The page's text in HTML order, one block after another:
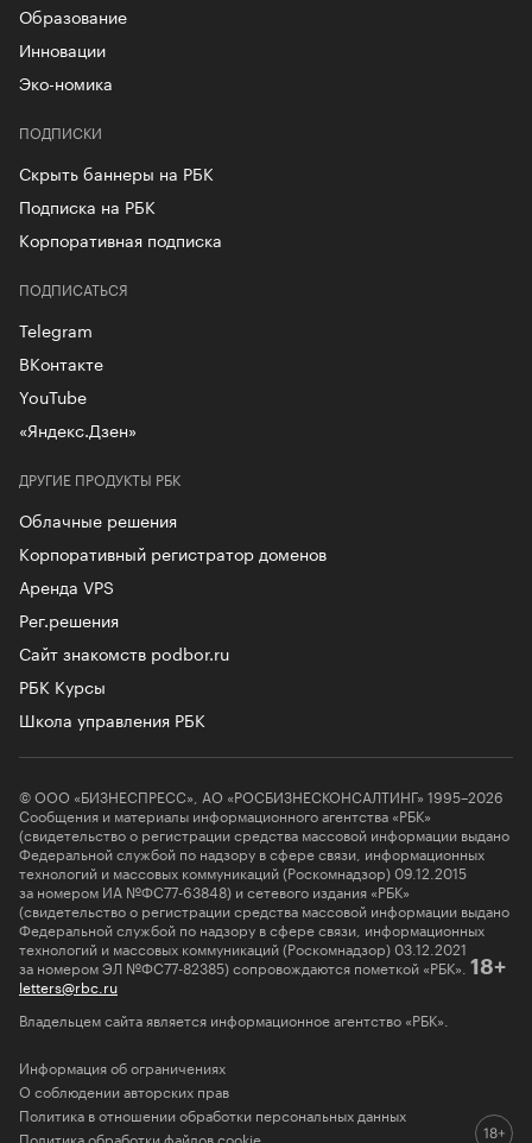
Образование
Инновации
Эко-номика
ПОДПИСКИ
Скрыть баннеры на РБК
Подписка на РБК
Корпоративная подписка
ДРУГИЕ ПРОДУКТЫ РБК
Облачные решения
Корпоративный регистратор доменов
Аренда VPS
Рег.решения
Сайт знакомств podbor.ru
РБК Курсы
Школа управления РБК
ПОДПИСАТЬСЯ
Telegram
ВКонтакте
YouTube
«Яндекс.Дзен»
© ООО «БИЗНЕСПРЕСС», АО «РОСБИЗНЕСКОНСАЛТИНГ» 1995–2026
Сообщения и материалы информационного агентства «РБК»
(свидетельство о регистрации средства массовой информации выдано
Федеральной службой по надзору в сфере связи, информационных
технологий и массовых коммуникаций (Роскомнадзор) 09.12.2015
за номером ИА №ФС77-63848) и сетевого издания «РБК»
(свидетельство о регистрации средства массовой информации выдано
Федеральной службой по надзору в сфере связи, информационных
технологий и массовых коммуникаций (Роскомнадзор) 03.12.2021
за номером ЭЛ №ФС77-82385) сопровождаются пометкой «РБК». 18+
letters@rbc.ru
Владельцем сайта является информационное агентство «РБК».
Информация об ограничениях
О соблюдении авторских прав
Политика в отношении обработки персональных данных
Политика обработки файлов cookie